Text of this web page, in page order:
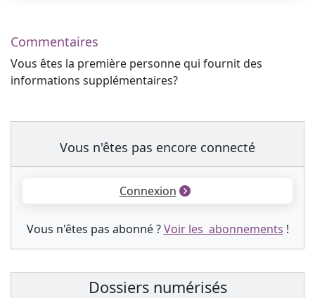
Commentaires
Vous êtes la première personne qui fournit des
informations supplémentaires?
Vous n'êtes pas encore connecté
Connexion
Vous n'êtes pas abonné ?Voir les abonnements !
Dossiers numérisés